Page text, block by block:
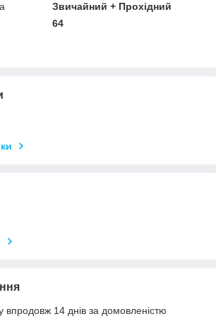
Звичайний + Прохідний
64
впродовж 14 днів за домовленістю